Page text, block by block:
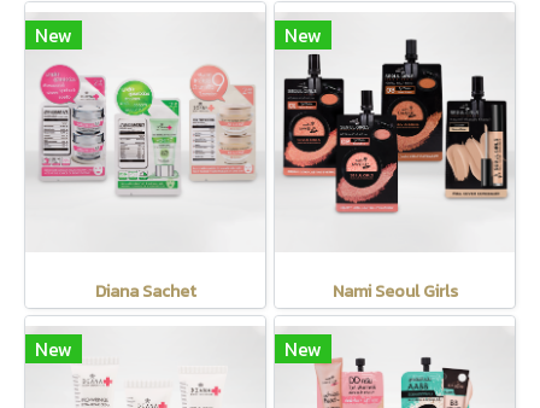
New
Diana Sachet
New
Nami Seoul Girls
New New